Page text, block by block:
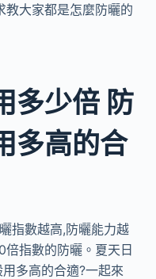
教大家都是怎麼防曬的
多少倍 防
多高的合
指數越高,防曬能力越
指數的防曬。夏天日
多高的合適?一起來